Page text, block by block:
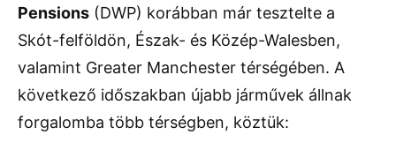
Pensions (DWP) korábban már tesztelte a
Skót-felföldön, Észak- és Közép-Walesben,
valamint Greater Manchester térségében. A
következő időszakban újabb járművek állnak
forgalomba több térségben, köztük: